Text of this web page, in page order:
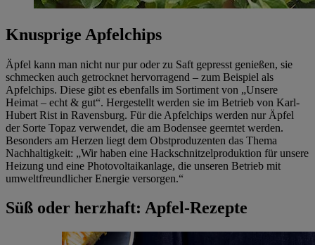
Knusprige Apfelchips
Äpfel kann man nicht nur pur oder zu Saft gepresst genießen, sie
schmecken auch getrocknet hervorragend – zum Beispiel als
Apfelchips. Diese gibt es ebenfalls im Sortiment von „Unsere
Heimat – echt & gut“. Hergestellt werden sie im Betrieb von Karl-
Hubert Rist in Ravensburg. Für die Apfelchips werden nur Äpfel
der Sorte Topaz verwendet, die am Bodensee geerntet werden.
Besonders am Herzen liegt dem Obstproduzenten das Thema
Nachhaltigkeit: „Wir haben eine Hackschnitzelproduktion für unsere
Heizung und eine Photovoltaikanlage, die unseren Betrieb mit
umweltfreundlicher Energie versorgen.“
Süß oder herzhaft: Apfel-Rezepte